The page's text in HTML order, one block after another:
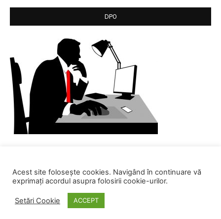
DPO
© SC Centrul de Calcul SA. All rights reserved.
Acest site folosește cookies. Navigând în continuare vă
exprimați acordul asupra folosirii cookie-urilor.
Setări Cookie ACCEPT